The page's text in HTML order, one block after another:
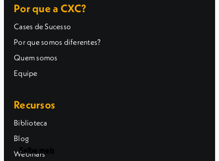
Saiba mais
Saiba mais
Saiba mais
Saiba mais
Por que a CXC?
Cases de Sucesso
Por que somos diferentes?
Quem somos
Equipe
Recursos
Biblioteca
Blog
Webinars